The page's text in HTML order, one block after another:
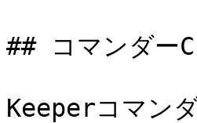
## コマンダー
Keeperコマン